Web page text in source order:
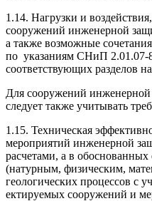
1.14. Нагрузки и
сооружений инженерной
а также возможные
по указаниям СНиП 2.01.07-
соответству­ющих разделов
Для сооружений
следует также учитывать
1.15. Техническая
мероприятий инженерной
расчетами, а в обоснован­ных
(натурным, фи­зическим,
геологи­ческих процессов с
ектируемых сооружений и